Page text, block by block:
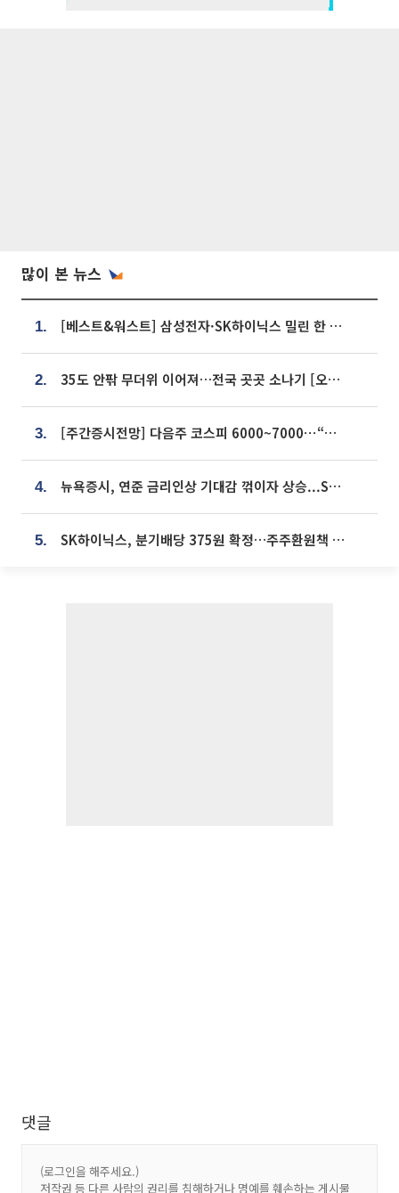
많이 본 뉴스
1. [베스트&워스트] 삼성전자·SK하이닉스 밀린 한 주…상상인증권은 85% 급등
2. 35도 안팎 무더위 이어져…전국 곳곳 소나기 [오늘 날씨]
3. [주간증시전망] 다음주 코스피 6000~7000⋯“外人 수급은 정책이 변수”
4. 뉴욕증시, 연준 금리인상 기대감 꺾이자 상승...S&P500 사상 최고치 [종합]
5. SK하이닉스, 분기배당 375원 확정…주주환원책 9월로 앞당겨 발표
댓글